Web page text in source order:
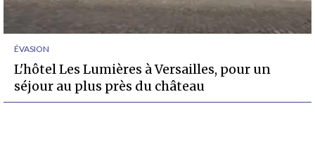
ÉVASION
L'hôtel Les Lumières à Versailles, pour un
séjour au plus près du château